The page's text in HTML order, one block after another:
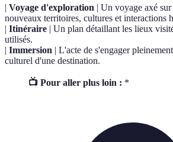
| Voyage d'exploration | Un voyage axé
nouveaux territoires, cultures et interactions
| Itinéraire | Un plan détaillant les lieux
utilisés.
| Immersion | L'acte de s'engager
culturel d'une destination.
📺 Pour aller plus loin : *